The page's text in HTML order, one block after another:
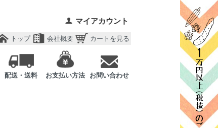
マイアカウント
トップ 会社概要 カートを見る
配送・送料 お支払い方法 お問い合わせ